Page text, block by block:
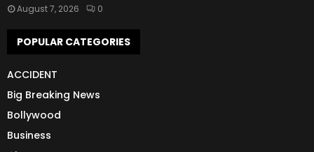
August 7, 2026 0
POPULAR CATEGORIES
ACCIDENT
Big Breaking News
Bollywood
Business